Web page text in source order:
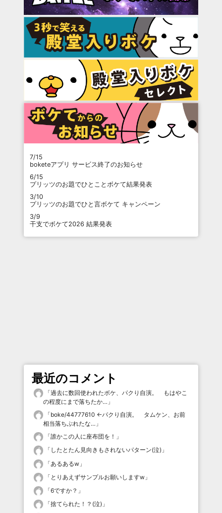
7/15
boketeアプリ サービス終了のお知らせ
6/15
プリッツのお題でひとことボケて結果発表
3/10
プリッツのお題でひと言ボケて キャンペーン
3/9
干支でボケて2026 結果発表
最近のコメント
「過去に数回使われたボケ、パクり自演。 もはやこ
の程度にまで落ちたか… 」
「boke/44777610 ←パクり自演。 タムケン、お前
相当落ちぶれたな… 」
「誰かこの人に座布団を！ 」
「 したとたん見向きもされないパターン(泣) 」
「あるあるw 」
「 とりあえずサンプルお願いしますw 」
「6ですか？ 」
「捨てられた！？(泣) 」